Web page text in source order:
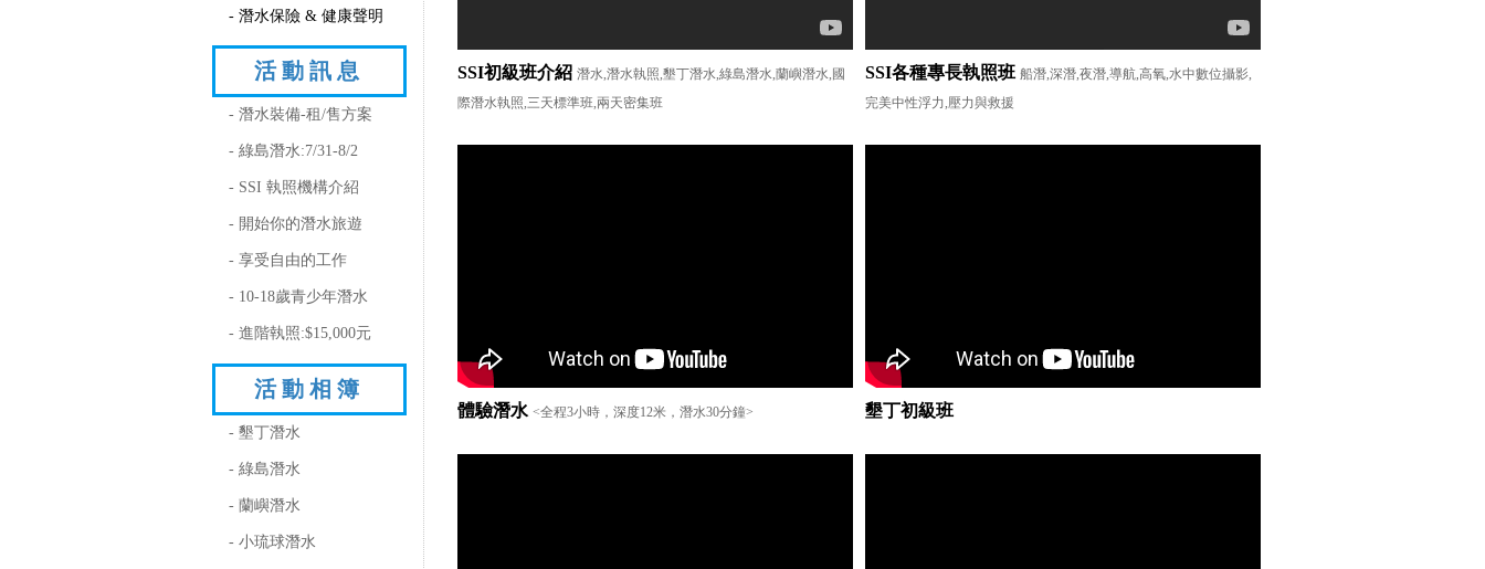
- 潛水保險 & 健康聲明
活動訊息
- 潛水裝備-租/售方案
- 綠島潛水:7/31-8/2
- SSI 執照機構介紹
- 開始你的潛水旅遊
- 享受自由的工作
- 10-18歲青少年潛水
- 進階執照:$15,000元
活動相簿
- 墾丁潛水
- 綠島潛水
- 蘭嶼潛水
- 小琉球潛水
SSI初級班介紹 潛水,潛水執照,墾丁潛水,綠島潛水,蘭嶼潛水,國
際潛水執照,三天標準班,兩天密集班
SSI各種專長執照班 船潛,深潛,夜潛,導航,高氧,水中數位攝影,
完美中性浮力,壓力與救援
體驗潛水 <全程3小時，深度12米，潛水30分鐘> 墾丁初級班